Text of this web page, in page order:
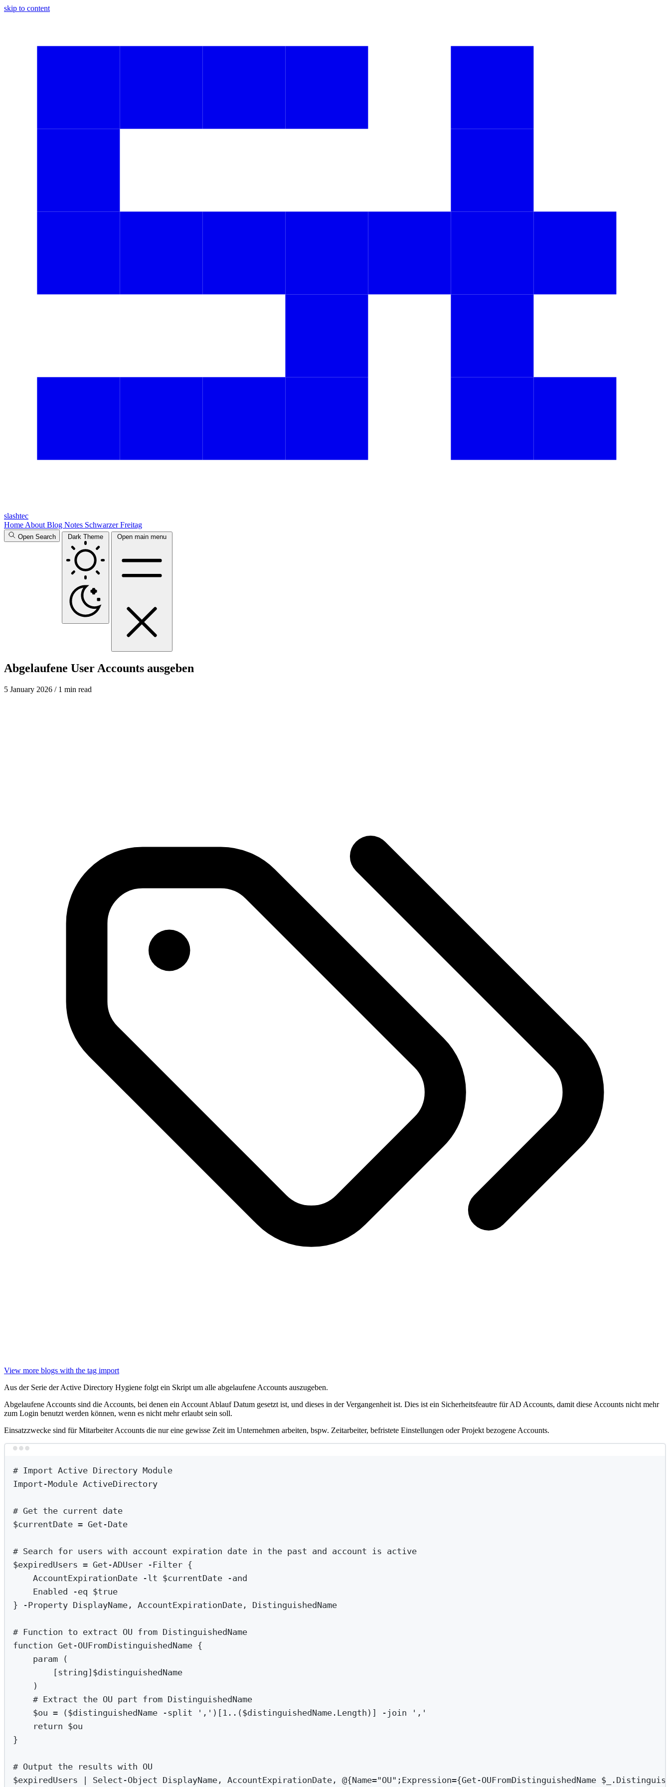
skip to content
slashtec
Home About Blog Notes Schwarzer Freitag
Open Search Dark Theme Open main menu
Abgelaufene User Accounts ausgeben
5 January 2026 / 1 min read
View more blogs with the tag import
Aus der Serie der Active Directory Hygiene folgt ein Skript um alle abgelaufene Accounts auszugeben.
Abgelaufene Accounts sind die Accounts, bei denen ein Account Ablauf Datum gesetzt ist, und dieses in der Vergangenheit ist. Dies ist ein Sicherheitsfeautre für AD Accounts, damit diese Accounts nicht mehr
zum Login benutzt werden können, wenn es nicht mehr erlaubt sein soll.
Einsatzzwecke sind für Mitarbeiter Accounts die nur eine gewisse Zeit im Unternehmen arbeiten, bspw. Zeitarbeiter, befristete Einstellungen oder Projekt bezogene Accounts.
# Import Active Directory Module
Import-Module ActiveDirectory
# Get the current date
$currentDate = Get-Date
# Search for users with account expiration date in the past and account is active
$expiredUsers = Get-ADUser - Filter {
AccountExpirationDate
-lt $currentDate
-and
Enabled
-eq $true
}
-Property DisplayName, AccountExpirationDate, DistinguishedName
# Function to extract OU from DistinguishedName
function Get-OUFromDistinguishedName {
param (
[string]$distinguishedName
)
# Extract the OU part from DistinguishedName
$ou = ($distinguishedName -split ' , ' )[ 1 .. ($distinguishedName.Length)] -join ' , '
return $ou
}
# Output the results with OU
$expiredUsers
| Select-Object DisplayName, AccountExpirationDate, @{Name="OU" ;Expression={Get-OUFromDistinguishedName $_